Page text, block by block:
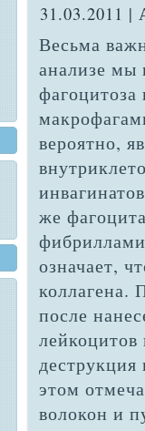
31.03.2011
Весьма
анализе мы
вероятно,
же
означает,
коллагена.
после
лейкоцитов
деструкция
этом
волокон и